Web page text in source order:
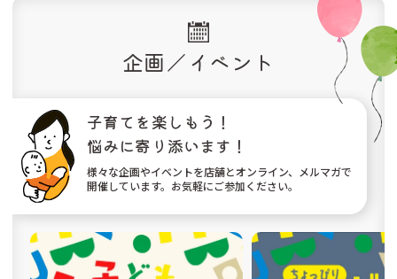
企画／イベント
子育てを楽しもう！
悩みに寄り添います！
様々な企画やイベントを店舗とオンライン、メルマガで
開催しています。お気軽にご参加ください。